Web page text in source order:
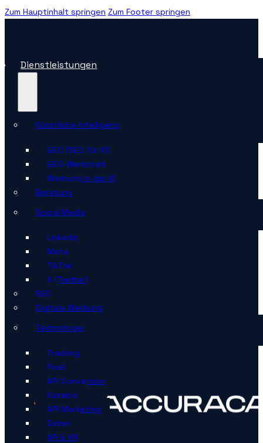
Zum Hauptinhalt springen Zum Footer springen
Dienstleistungen
Künstliche Intelligenz
GEO (SEO für KI)
GEO-Werkstatt
Werbung in der KI
Beratung
Social Media
LinkedIn
Meta
TikTok
X (Twitter)
SEO
Digitale Werbung
Technologie
Tracking
Pixel
API Conversion
Katalog
API Marketing
Daten
AR & VR